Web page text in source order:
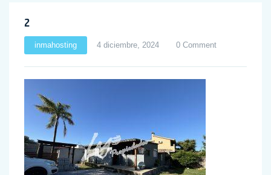
2
inmahosting 4 diciembre, 2024 0 Comment